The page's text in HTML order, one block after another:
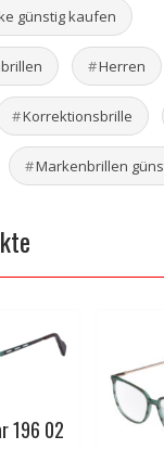
günstig kaufen
Herren
Korrektionsbrille
Markenbrillen
196 02